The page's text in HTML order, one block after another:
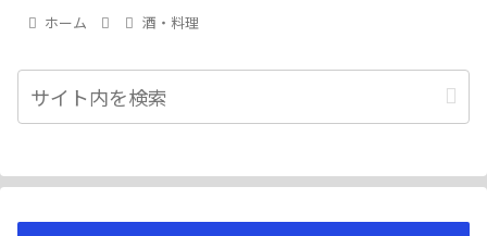
ホーム 酒・料理